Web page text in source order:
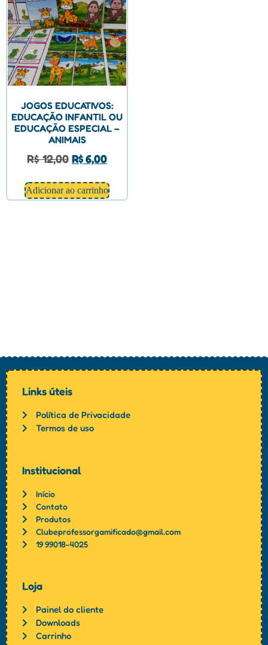
JOGOS EDUCATIVOS:
EDUCAÇÃO INFANTIL OU
EDUCAÇÃO ESPECIAL –
ANIMAIS
R$12,00 R$6,00
Adicionar ao carrinho
Links úteis
Política de Privacidade
Termos de uso
Institucional
Início
Contato
Produtos
Clubeprofessorgamificado@gmail.com
19 99018-4025
Loja
Painel do cliente
Downloads
Carrinho